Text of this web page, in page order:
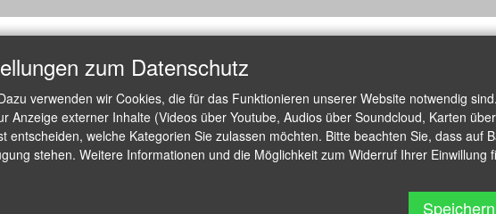
zum Datenschutz
verwenden wir Cookies, die für das Funktionieren unserer Website notwendig
Anzeige externer Inhalte (Videos über Youtube, Audios über Soundcloud, Karten
welche Kategorien Sie zulassen möchten. Bitte beachten Sie, dass auf
stehen. Weitere Informationen und die Möglichkeit zum Widerruf Ihrer Einwillung
Speichern